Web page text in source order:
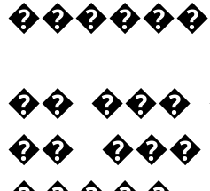
�� ���
��